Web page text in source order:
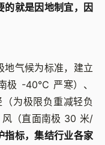
的就是因地制宜，因
地气候为标准，建立
极 -40℃ 严寒）、
为极限负重减轻负
风（直面南极 30 米/
指标，集结行业各家